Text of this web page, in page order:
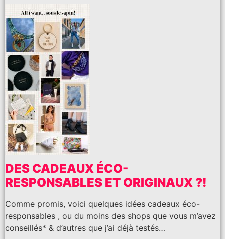
DES CADEAUX ÉCO-
RESPONSABLES ET ORIGINAUX ?!
Comme promis, voici quelques idées cadeaux éco-
responsables , ou du moins des shops que vous m’avez
conseillés* & d’autres que j’ai déjà testés…